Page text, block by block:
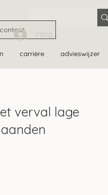
contact
carrière advieswijzer
Inloggen
verval lage